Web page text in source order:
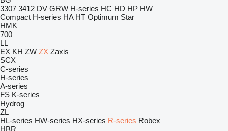
3307 3412 DV GRW H-series HC HD HP HW
Compact H-series HA HT Optimum Star
HMK
700
LL
EX KH ZW ZX Zaxis
SCX
C-series
H-series
A-series
FS K-series
Hydrog
ZL
HL-series HW-series HX-series R-series Robex
HBR